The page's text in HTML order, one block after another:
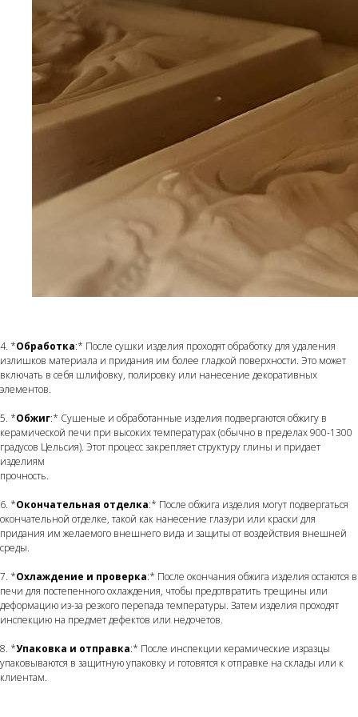
4. *Обработка:* После сушки изделия проходят обработку для удаления
излишков материала и придания им более гладкой поверхности. Это может
включать в себя шлифовку, полировку или нанесение декоративных
элементов.
5. *Обжиг:* Сушеные и обработанные изделия подвергаются обжигу в
керамической печи при высоких температурах (обычно в пределах 900-1300
градусов Цельсия). Этот процесс закрепляет структуру глины и придает
изделиям
прочность.
6. *Окончательная отделка:* После обжига изделия могут подвергаться
окончательной отделке, такой как нанесение глазури или краски для
придания им желаемого внешнего вида и защиты от воздействия внешней
среды.
7. *Охлаждение и проверка:* После окончания обжига изделия остаются в
печи для постепенного охлаждения, чтобы предотвратить трещины или
деформацию из-за резкого перепада температуры. Затем изделия проходят
инспекцию на предмет дефектов или недочетов.
8. *Упаковка и отправка:* После инспекции керамические изразцы
упаковываются в защитную упаковку и готовятся к отправке на склады или к
клиентам.